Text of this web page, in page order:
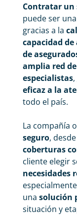
Contratar un
puede ser
gracias a la
capacidad
de
amplia red
especialistas
eficaz a la
todo el país.
La compañía
seguro, desde
coberturas
cliente elegir
necesidades
una solución
situación y